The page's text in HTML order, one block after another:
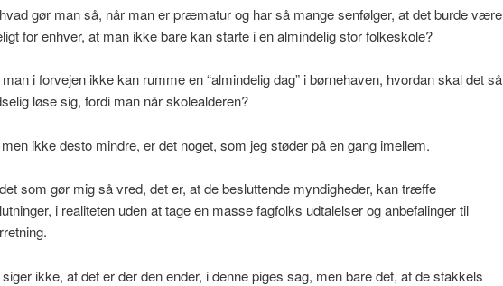
gør man så, når man er præmatur og har så mange senfølger, at det burde være
for enhver, at man ikke bare kan starte i en almindelig stor folkeskole?
i forvejen ikke kan rumme en “almindelig dag” i børnehaven, hvordan skal det så
løse sig, fordi man når skolealderen?
ikke desto mindre, er det noget, som jeg støder på en gang imellem.
som gør mig så vred, det er, at de besluttende myndigheder, kan træffe
i realiteten uden at tage en masse fagfolks udtalelser og anbefalinger til
ikke, at det er der den ender, i denne piges sag, men bare det, at de stakkels